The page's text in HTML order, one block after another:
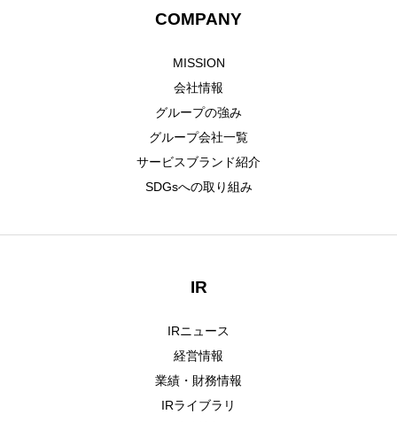
COMPANY
MISSION
会社情報
グループの強み
グループ会社一覧
サービスブランド紹介
SDGsへの取り組み
IR
IRニュース
経営情報
業績・財務情報
IRライブラリ